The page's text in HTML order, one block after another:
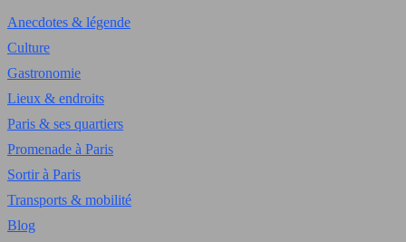
Anecdotes & légende
Culture
Gastronomie
Lieux & endroits
Paris & ses quartiers
Promenade à Paris
Sortir à Paris
Transports & mobilité
Blog